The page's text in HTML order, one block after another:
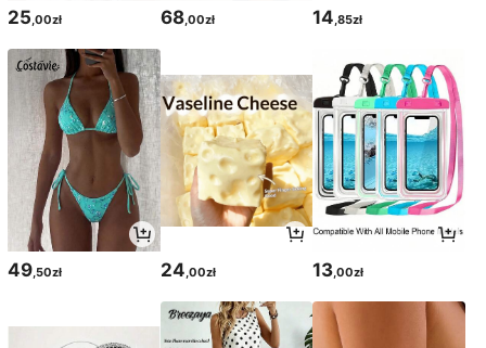
25,00zł 68,00zł 14,85zł
49 ,50zł 24 ,00zł 13 ,00zł